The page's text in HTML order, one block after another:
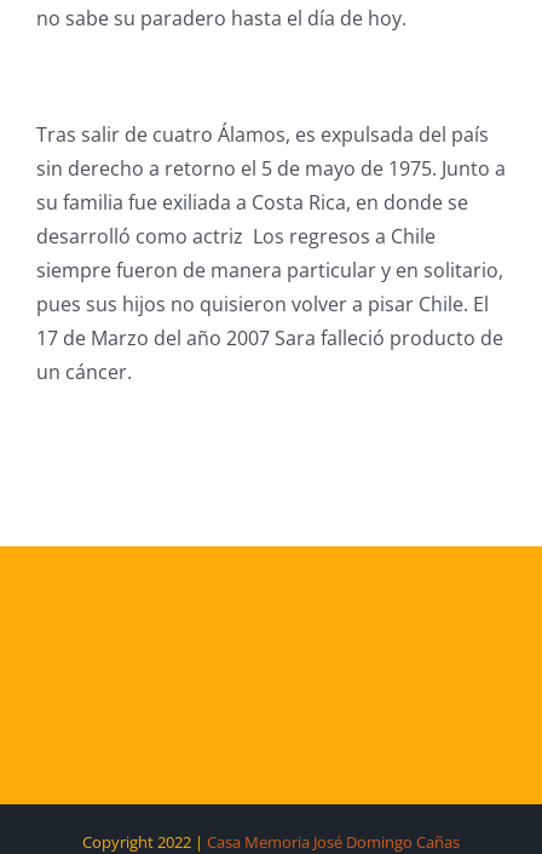
no sabe su paradero hasta el día de hoy.
Tras salir de cuatro Álamos, es expulsada del país
sin derecho a retorno el 5 de mayo de 1975. Junto a
su familia fue exiliada a Costa Rica, en donde se
desarrolló como actriz Los regresos a Chile
siempre fueron de manera particular y en solitario,
pues sus hijos no quisieron volver a pisar Chile. El
17 de Marzo del año 2007 Sara falleció producto de
un cáncer.
Copyright 2022 | Casa Memoria José Domingo Cañas